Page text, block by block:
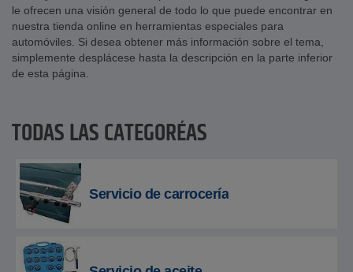
le ofrecen una visión general de todo lo que puede encontrar en
nuestra tienda online en herramientas especiales para
automóviles. Si desea obtener más información sobre el tema,
simplemente desplácese hasta la descripción en la parte inferior
de esta página.
TODAS LAS CATEGORÍAS
Servicio de carrocería